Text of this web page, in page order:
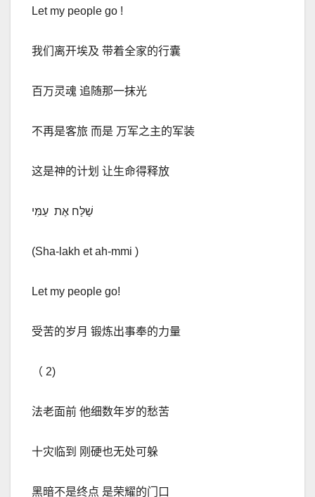
Let my people go !
我们离开埃及 带着全家的行囊
百万灵魂 追随那一抹光
不再是客旅 而是 万军之主的军装
这是神的计划 让生命得释放
שַׁלַּח אֶת עַמִּי
(Sha-lakh et ah-mmi )
Let my people go!
受苦的岁月 锻炼出事奉的力量
（ 2)
法老面前 他细数年岁的愁苦
十灾临到 刚硬也无处可躲
黑暗不是终点 是荣耀的门口